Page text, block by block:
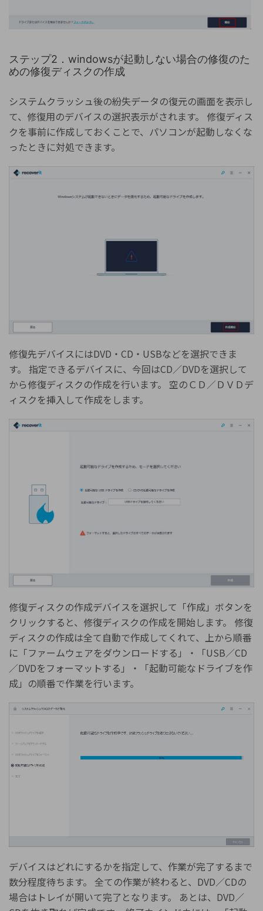
ステップ2．windowsが起動しない場合の修復のた
めの修復ディスクの作成
システムクラッシュ後の紛失データの復元の画面を表示し
て、修復用のデバイスの選択表示がされます。 修復ディス
クを事前に作成しておくことで、パソコンが起動しなくな
ったときに対処できます。
修復先デバイスにはDVD・CD・USBなどを選択できま
す。 指定できるデバイスに、今回はCD／DVDを選択して
から修復ディスクの作成を行います。 空のＣＤ／ＤＶＤデ
ィスクを挿入して作成をします。
修復ディスクの作成デバイスを選択して「作成」ボタンを
クリックすると、修復ディスクの作成を開始します。 修復
ディスクの作成は全て自動で作成してくれて、上から順番
に「ファームウェアをダウンロードする」・「USB／CD
／DVDをフォーマットする」・「起動可能なドライブを作
成」の順番で作業を行います。
デバイスはどれにするかを指定して、作業が完了するまで
数分程度待ちます。 全ての作業が終わると、DVD／CDの
場合はトレイが開いて完了となります。 あとは、DVD／